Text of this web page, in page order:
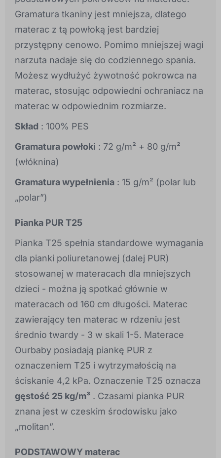
Gramatura tkaniny jest mniejsza, dlatego
materac z tą powłoką jest bardziej
przystępny cenowo. Pomimo mniejszej wagi
narzuta nadaje się do codziennego spania.
Możesz wydłużyć żywotność pokrowca na
materac, stosując odpowiedni ochraniacz na
materac w odpowiednim rozmiarze.
Skład : 100% PES
Gramatura powłoki : 72 g/m² + 80 g/m²
(włóknina)
Gramatura wypełnienia : 15 g/m² (polar lub
„polar”)
Pianka PUR T25
Pianka T25 spełnia standardowe wymagania
dla pianki poliuretanowej (dalej PUR)
stosowanej w materacach dla mniejszych
dzieci - można ją spotkać głównie w
materacach od 160 cm długości. Materac
zawierający ten materac w rdzeniu jest
średnio twardy - 3 w skali 1-5. Materace
Ourbaby posiadają piankę PUR z
oznaczeniem T25 i wytrzymałością na
ściskanie 4,2 kPa. Oznaczenie T25 oznacza
gęstość 25 kg/m³ . Czasami pianka PUR
znana jest w czeskim środowisku jako
„molitan”.
PODSTAWOWY materac